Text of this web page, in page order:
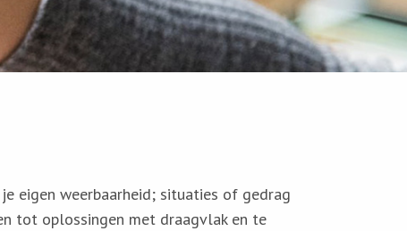
eigen weerbaarheid; situaties of gedrag
tot oplossingen met draagvlak en te